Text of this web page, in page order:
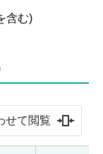
含む)
せて閲覧